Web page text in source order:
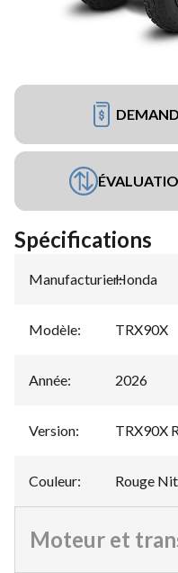
Spécifications
Manufacturier:
Honda
Modèle: TRX90X
Année: 2026
Version: TRX90X
Couleur: Rouge
Moteur et